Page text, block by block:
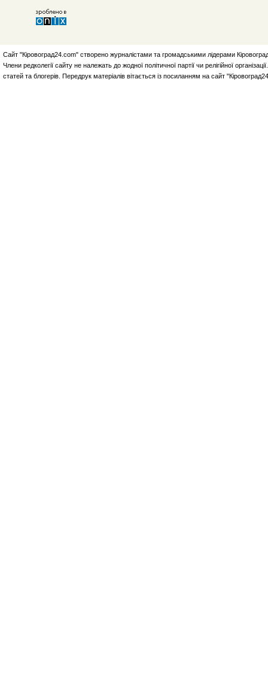
Сайт "Кіровоград24.com" створено журналістами та громадськими лідерами
Члени редколегії сайту не належать до жодної політичної партії чи релігійної
статей та блогерів. Передрук матеріалів вітається із посиланням на сайт